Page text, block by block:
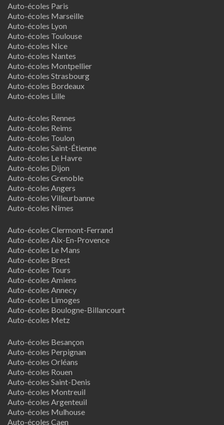
Auto-écoles Paris
Auto-écoles Marseille
Auto-écoles Lyon
Auto-écoles Toulouse
Auto-écoles Nice
Auto-écoles Nantes
Auto-écoles Montpellier
Auto-écoles Strasbourg
Auto-écoles Bordeaux
Auto-écoles Lille
Auto-écoles Rennes
Auto-écoles Reims
Auto-écoles Toulon
Auto-écoles Saint-Étienne
Auto-écoles Le Havre
Auto-écoles Dijon
Auto-écoles Grenoble
Auto-écoles Angers
Auto-écoles Villeurbanne
Auto-écoles Nîmes
Auto-écoles Clermont-Ferrand
Auto-écoles Aix-En-Provence
Auto-écoles Le Mans
Auto-écoles Brest
Auto-écoles Tours
Auto-écoles Amiens
Auto-écoles Annecy
Auto-écoles Limoges
Auto-écoles Boulogne-Billancourt
Auto-écoles Metz
Auto-écoles Besançon
Auto-écoles Perpignan
Auto-écoles Orléans
Auto-écoles Rouen
Auto-écoles Saint-Denis
Auto-écoles Montreuil
Auto-écoles Argenteuil
Auto-écoles Mulhouse
Auto-écoles Caen